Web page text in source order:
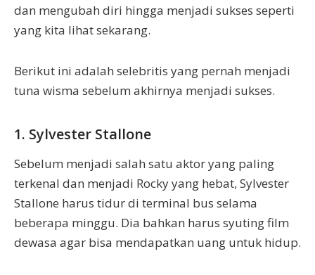
dan mengubah diri hingga menjadi sukses seperti
yang kita lihat sekarang.
Berikut ini adalah selebritis yang pernah menjadi
tuna wisma sebelum akhirnya menjadi sukses.
1. Sylvester Stallone
Sebelum menjadi salah satu aktor yang paling
terkenal dan menjadi Rocky yang hebat, Sylvester
Stallone harus tidur di terminal bus selama
beberapa minggu. Dia bahkan harus syuting film
dewasa agar bisa mendapatkan uang untuk hidup.